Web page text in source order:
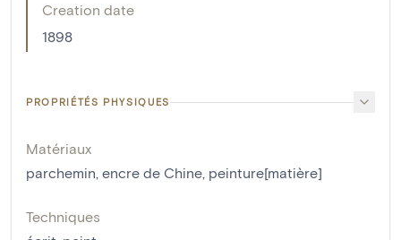
Creation date
1898
PROPRIÉTÉS PHYSIQUES
Matériaux
parchemin, encre de Chine, peinture[matière]
Techniques